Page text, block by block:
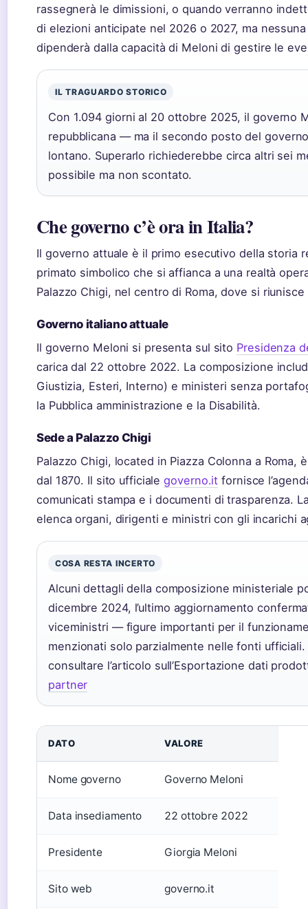
rassegnerà le dimissioni, o quando verranno
di elezioni anticipate nel 2026 o 2027, ma
dipenderà dalla capacità di Meloni di gestire le
IL TRAGUARDO STORICO
Con 1.094 giorni al 20 ottobre 2025, il governo
repubblicana — ma il secondo posto del
lontano. Superarlo richiederebbe circa altri sei
possibile ma non scontato.
Che governo c’è ora in Italia?
Il governo attuale è il primo esecutivo della storia
primato simbolico che si affianca a una realtà
Palazzo Chigi, nel centro di Roma, dove si
Governo italiano attuale
Il governo Meloni si presenta sul sito Presidenza
carica dal 22 ottobre 2022. La composizione
Giustizia, Esteri, Interno) e ministeri senza
la Pubblica amministrazione e la Disabilità.
Sede a Palazzo Chigi
Palazzo Chigi, located in Piazza Colonna a Roma,
dal 1870. Il sito ufficialegoverno.it fornisce
comunicati stampa e i documenti di trasparenza.
elenca organi, dirigenti e ministri con gli incarichi
COSA RESTA INCERTO
Alcuni dettagli della composizione ministeriale
dicembre 2024, l’ultimo aggiornamento
viceministri — figure importanti per il
menzionati solo parzialmente nelle fonti
consultare l’articolo sull’Esportazione dati
partner
DATO VALORE
Nome governo Governo Meloni
Data insediamento 22 ottobre 2022
Presidente Giorgia Meloni
Sito web governo.it